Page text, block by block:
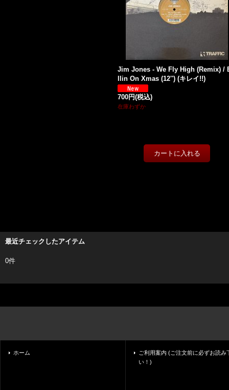
Jim Jones - We Fly High (Remix) /
llin On Xmas (12'') (キレイ!!)
700円(税込)
在庫わずか
最近チェックしたアイテム
0件
ホーム
ご利用案内 (ご注文前に必ずお読み
い！)